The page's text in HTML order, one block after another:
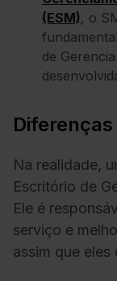
(ESM) , o
de
Na realidade,
Escritório de
Ele é
serviço e
assim que